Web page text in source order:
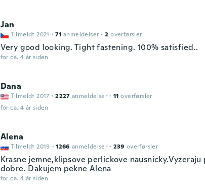
Jan
Tilmeldt 2021 · 71 anmeldelser · 2 overførsler
Very good looking. Tight fastening. 100% satisfied..
for ca. 4 år siden
Dana
Tilmeldt 2017 · 2227 anmeldelser · 11 overførsler
for ca. 4 år siden
Alena
Tilmeldt 2019 · 1266 anmeldelser · 239 overførsler
Krasne jemne,klipsove perlickove
dobre. Dakujem pekne Alena
for ca. 4 år siden